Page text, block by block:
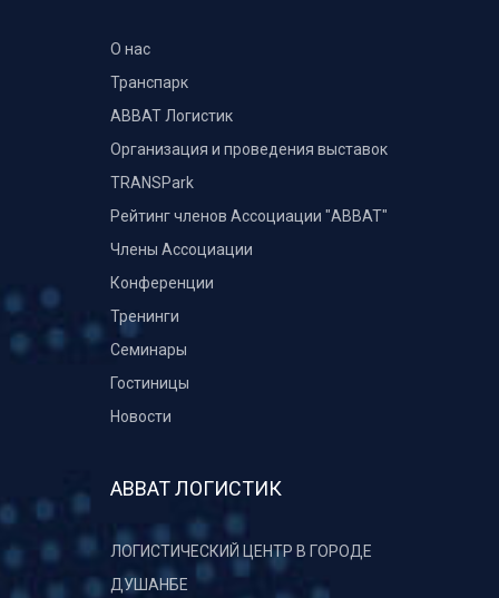
О нас
Транспарк
ABBAT Логистик
Организация и проведения выставок
TRANSPark
Рейтинг членов Ассоциации "АВВАТ"
Члены Ассоциации
Конференции
Тренинги
Семинары
Гостиницы
Новости
АВВАТ ЛОГИСТИК
ЛОГИСТИЧЕСКИЙ ЦЕНТР В ГОРОДЕ
ДУШАНБЕ